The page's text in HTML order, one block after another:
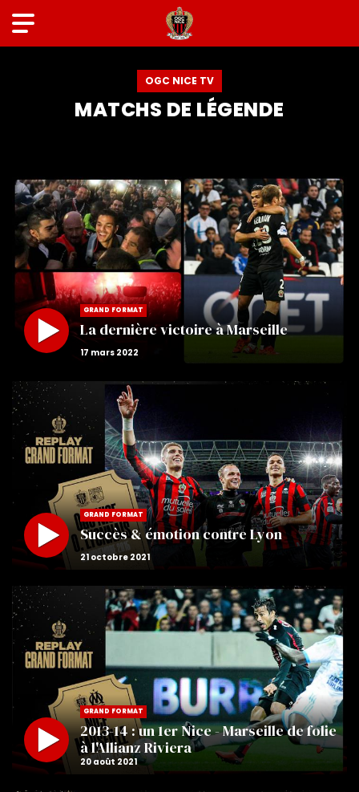
OGC NICE TV
MATCHS DE LÉGENDE
GRAND FORMAT
La dernière victoire à Marseille
GRAND FORMAT
Succès & émotion contre Lyon
GRAND FORMAT
2013-14 : un 1er Nice - Marseille de folie
à l'Allianz Riviera